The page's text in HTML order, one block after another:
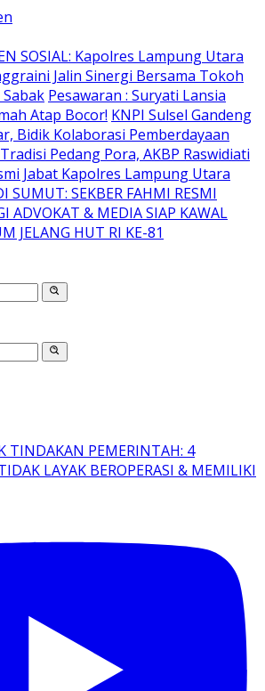
SOSIAL: Kapolres Lampung Utara
Jalin Sinergi Bersama Tokoh
Pesawaran : Suryati Lansia
Atap Bocor! KNPI Sulsel Gandeng
Bidik Kolaborasi Pemberdayaan
Pedang Pora, AKBP Raswidiati
Jabat Kapolres Lampung Utara
SUMUT: SEKBER FAHMI RESMI
ADVOKAT & MEDIA SIAP KAWAL
JELANG HUT RI KE-81
TINDAKAN PEMERINTAH: 4
LAYAK BEROPERASI & MEMILIKI